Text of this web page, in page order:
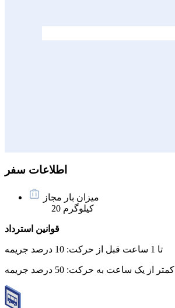
اطلاعات سفر
میزان بار مجاز
20 کیلوگرم
قوانین استرداد
تا 1 ساعت قبل از حرکت: 10 درصد جریمه
کمتر از یک ساعت به حرکت: 50 درصد جریمه